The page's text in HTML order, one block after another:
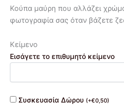
Κούπα μαύρη που αλλάζει
φωτογραφία σας όταν βάζετε
Κείμενο
Εισάγετε το επιθυμητό κείμενο
Συσκευασία Δώρου (+€0,50)